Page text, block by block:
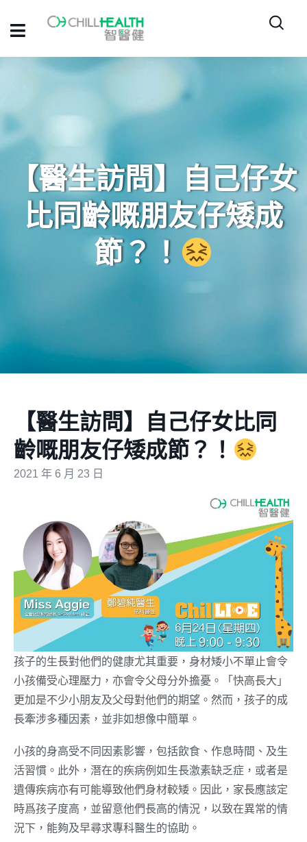
【醫生訪問】自己仔女
比同齡嘅朋友仔矮成
節？！
【醫生訪問】自己仔女比同
齡嘅朋友仔矮成節？！
2021 年 6 月 23 日
孩子的生長對他們的健康尤其重要，身材矮小不單止會令
小孩備受心理壓力，亦會令父母分外擔憂。「快高長大」
更加是不少小朋友及父母對他們的期望。然而，孩子的成
長牽涉多種因素，並非如想像中簡單。
小孩的身高受不同因素影響，包括飲食、作息時間、及生
活習慣。此外，潛在的疾病例如生長激素缺乏症，或者是
遺傳疾病亦有可能導致他們身材較矮。因此，家長應該定
時爲孩子度高，並留意他們長高的情況，以致在異常的情
況下，能夠及早尋求專科醫生的協助。